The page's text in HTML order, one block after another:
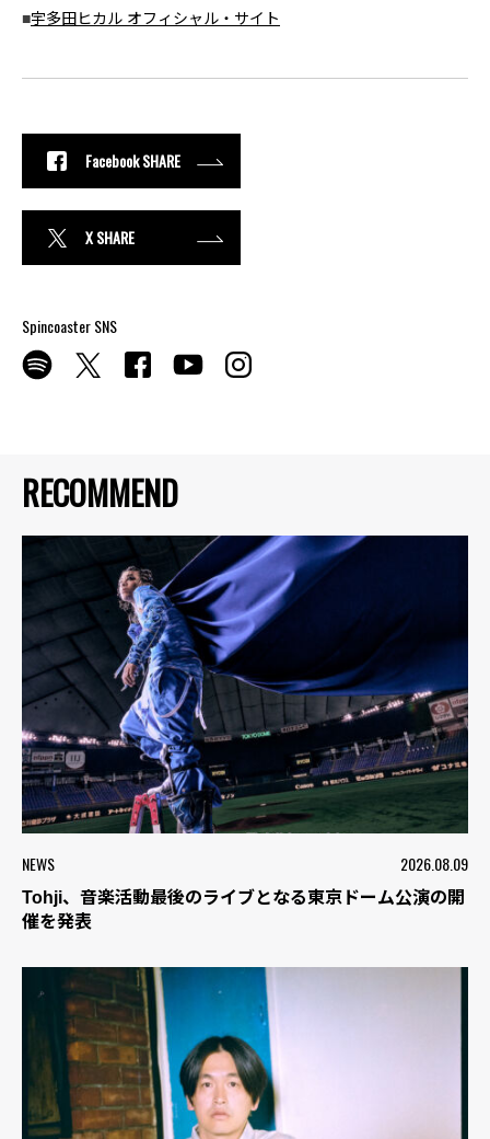
RECOMMEND
NEWS 2026.08.09
Tohji、音楽活動最後のライブとなる東京ドーム公演の開
催を発表
■宇多田ヒカル オフィシャル・サイト
Facebook SHARE
X SHARE
Spincoaster SNS